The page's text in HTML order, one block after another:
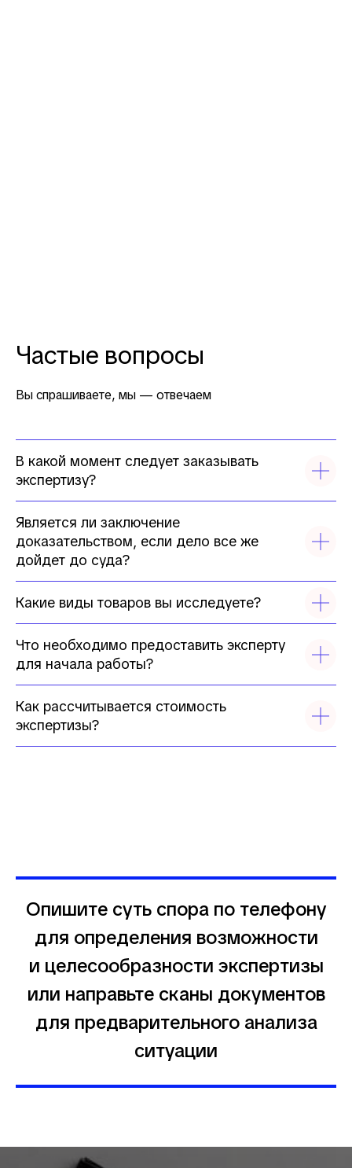
Частые вопросы
Вы спрашиваете, мы — отвечаем
В какой момент следует заказывать
экспертизу?
Является ли заключение
доказательством, если дело все же
дойдет до суда?
Какие виды товаров вы исследуете?
Что необходимо предоставить эксперту
для начала работы?
Как рассчитывается стоимость
экспертизы?
Опишите суть спора по телефону
для определения возможности
и целесообразности экспертизы
или направьте сканы документов
для предварительного анализа
ситуации